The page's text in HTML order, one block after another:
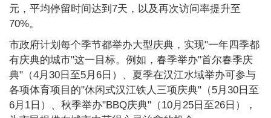
元，平均停留时间达到7天，以及再次访问率提升至
70%。
市政府计划每个季节都举办大型庆典，实现"一年四季都
有庆典的城市"这一目标。例如，春季举办"首尔春季庆
典"（4月30日至5月6日）、夏季在汉江水域举办可参与
各项体育项目的"休闲式汉江铁人三项庆典"（5月30日至
6月1日）、秋季举办"BBQ庆典"（10月25日至26日），